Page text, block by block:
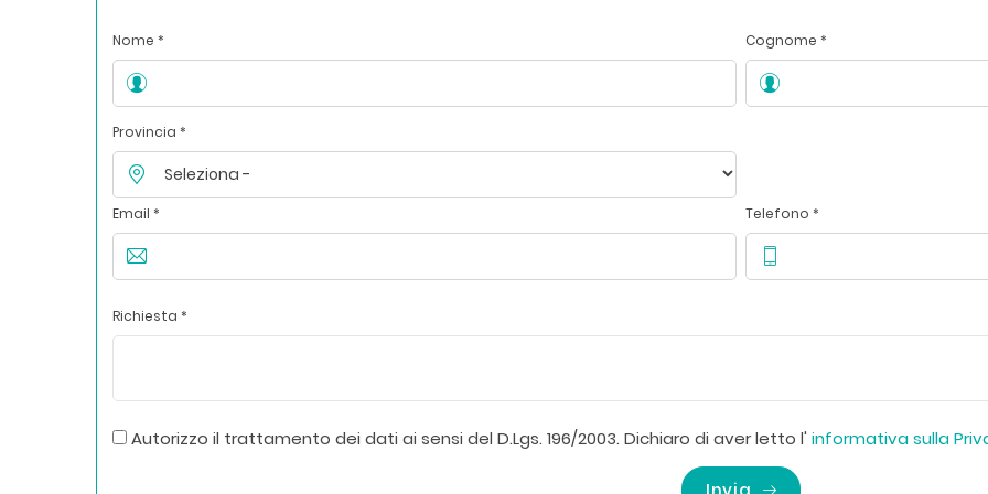
Nome * Cognome *
Provincia *
Email * Telefono *
Richiesta *
Autorizzo il trattamento dei dati ai sensi del D.Lgs. 196/2003. Dichiaro di aver letto l' informativa sulla